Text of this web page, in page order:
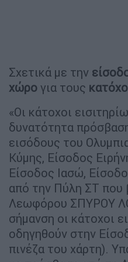
Σχετικά με την
χώρο για τους
«Οι κάτοχοι
δυνατότητα
εισόδους του
Κύμης, Είσοδος
Είσοδος Ιασώ,
από την Πύλη ΣΤ που
Λεωφόρου ΣΠΥΡΟΥ
σήμανση οι κάτοχοι
οδηγηθούν στην
πινέζα του χάρτη).